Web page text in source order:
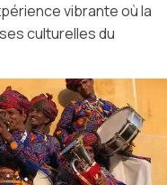
vibrante où la
culturelles du